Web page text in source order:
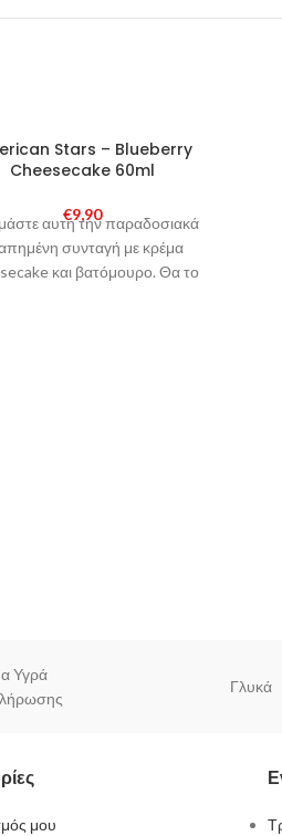
Stars – Blueberry
Cheesecake 60ml
€9,90
αυτή την παραδοσιακά
συνταγή με κρέμα
και βατόμουρο. Θα το
Υγρά
Γλυκά
μου